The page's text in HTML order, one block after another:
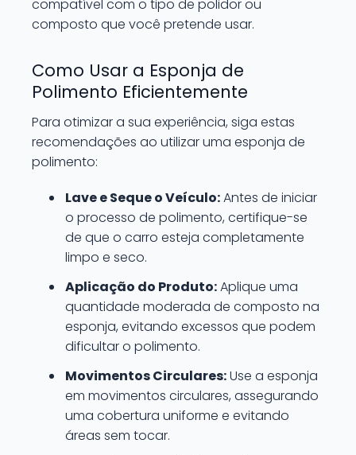
compatível com o tipo de polidor ou
composto que você pretende usar.
Como Usar a Esponja de
Polimento Eficientemente
Para otimizar a sua experiência, siga estas
recomendações ao utilizar uma esponja de
polimento:
Lave e Seque o Veículo:Antes de iniciar
o processo de polimento, certifique-se
de que o carro esteja completamente
limpo e seco.
Aplicação do Produto:Aplique uma
quantidade moderada de composto na
esponja, evitando excessos que podem
dificultar o polimento.
Movimentos Circulares:Use a esponja
em movimentos circulares, assegurando
uma cobertura uniforme e evitando
áreas sem tocar.